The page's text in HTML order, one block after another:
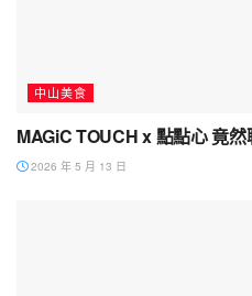
中山美食
MAGiC TOUCH x 點點心 竟
2026 年 5 月 13 日